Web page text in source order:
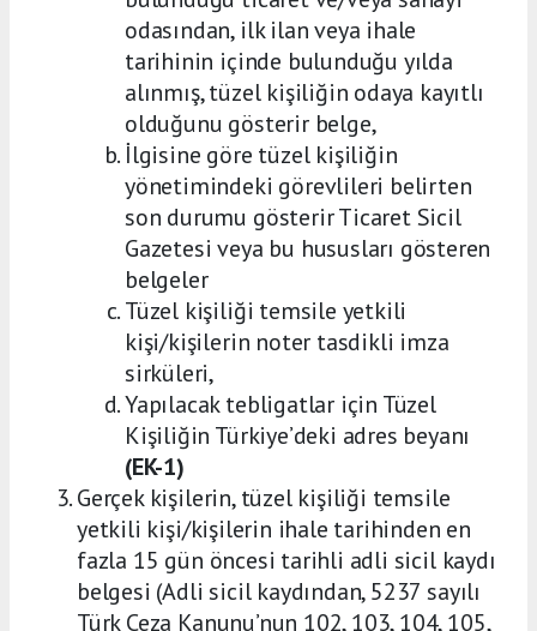
odasından, ilk ilan veya ihale
tarihinin içinde bulunduğu yılda
alınmış, tüzel kişiliğin odaya kayıtlı
olduğunu gösterir belge,
İlgisine göre tüzel kişiliğin
yönetimindeki görevlileri belirten
son durumu gösterir Ticaret Sicil
Gazetesi veya bu hususları gösteren
belgeler
Tüzel kişiliği temsile yetkili
kişi/kişilerin noter tasdikli imza
sirküleri,
Yapılacak tebligatlar için Tüzel
Kişiliğin Türkiye’deki adres beyanı
(EK-1)
Gerçek kişilerin, tüzel kişiliği temsile
yetkili kişi/kişilerin ihale tarihinden en
fazla 15 gün öncesi tarihli adli sicil kaydı
belgesi (Adli sicil kaydından, 5237 sayılı
Türk Ceza Kanunu’nun 102, 103, 104, 105,